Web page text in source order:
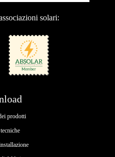
prodotti
solari: